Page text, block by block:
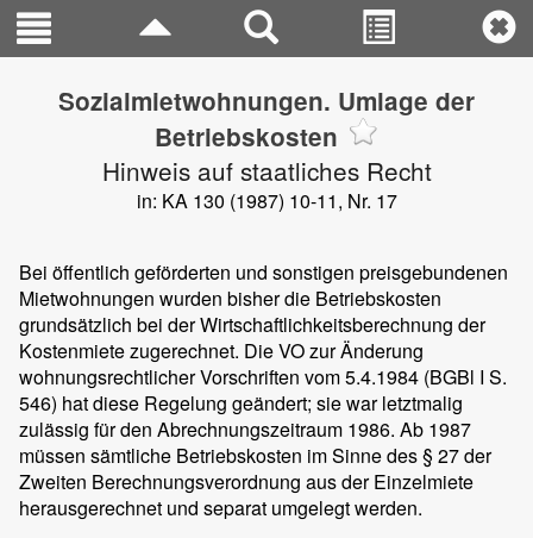
Sozialmietwohnungen. Umlage der
Betriebskosten
Hinweis auf staatliches Recht
in: KA 130 (1987) 10-11, Nr. 17
Bei öffentlich geförderten und sonstigen preisgebundenen
Mietwohnungen wurden bisher die Betriebskosten
grundsätzlich bei der Wirtschaftlichkeitsberechnung der
Kostenmiete zugerechnet. Die VO zur Änderung
wohnungsrechtlicher Vorschriften vom 5.4.1984 (BGBl I S.
546) hat diese Regelung geändert; sie war letztmalig
zulässig für den Abrechnungszeitraum 1986. Ab 1987
müssen sämtliche Betriebskosten im Sinne des § 27 der
Zweiten Berechnungsverordnung aus der Einzelmiete
herausgerechnet und separat umgelegt werden.